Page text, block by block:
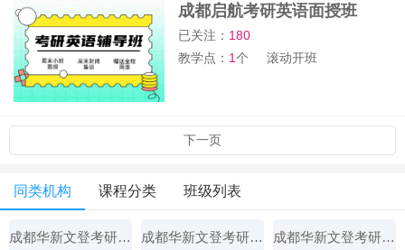
成都启航考研英语面授班
已关注： 180
教学点： 1个 滚动开班
下一页
同类机构 课程分类 班级列表
成都华新文登考研辅导中心 成都华新文登考研辅导中心 成都华新文登考研辅导中心